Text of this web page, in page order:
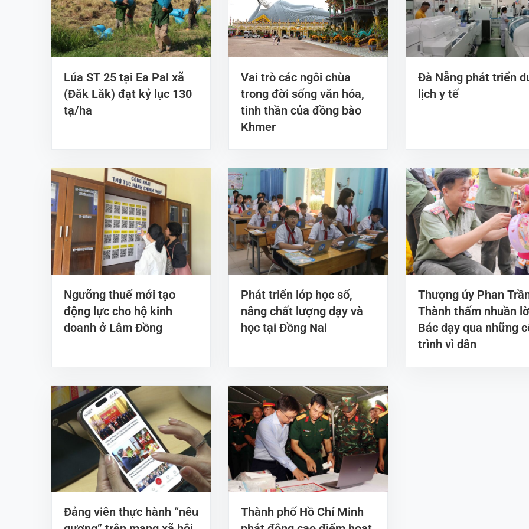
Lúa ST 25 tại Ea Pal xã
(Đăk Lăk) đạt kỷ lục 130
tạ/ha
Vai trò các ngôi chùa
trong đời sống văn hóa,
tinh thần của đồng bào
Khmer
Đà Nẵng phát triển
lịch y tế
Ngưỡng thuế mới tạo
động lực cho hộ kinh
doanh ở Lâm Đồng
Phát triển lớp học số,
nâng chất lượng dạy và
học tại Đồng Nai
Thượng úy Phan
Thành thấm nhuần
Bác dạy qua những
trình vì dân
Đảng viên thực hành “nêu
Thành phố Hồ Chí Minh